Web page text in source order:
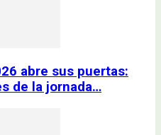
abre sus puertas:
de la jornada…